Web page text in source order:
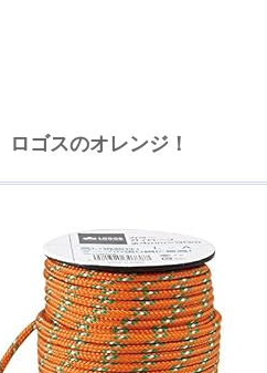
ロゴスのオレンジ！